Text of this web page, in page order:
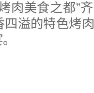
肉美食之都”
溢的特色烤